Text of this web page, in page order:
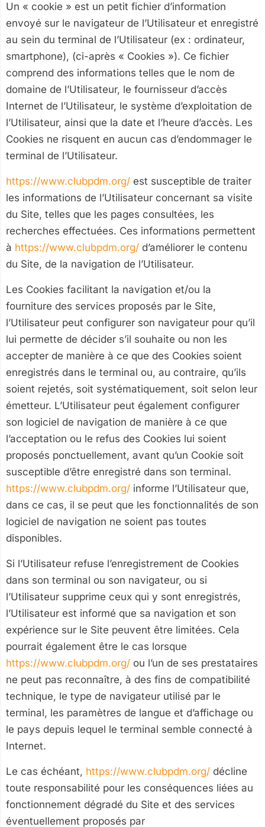
Un « cookie » est un petit fichier d’information
envoyé sur le navigateur de l’Utilisateur et enregistré
au sein du terminal de l’Utilisateur (ex : ordinateur,
smartphone), (ci-après « Cookies »). Ce fichier
comprend des informations telles que le nom de
domaine de l’Utilisateur, le fournisseur d’accès
Internet de l’Utilisateur, le système d’exploitation de
l’Utilisateur, ainsi que la date et l’heure d’accès. Les
Cookies ne risquent en aucun cas d’endommager le
terminal de l’Utilisateur.
https://www.clubpdm.org/ est susceptible de traiter
les informations de l’Utilisateur concernant sa visite
du Site, telles que les pages consultées, les
recherches effectuées. Ces informations permettent
à https://www.clubpdm.org/ d’améliorer le contenu
du Site, de la navigation de l’Utilisateur.
Les Cookies facilitant la navigation et/ou la
fourniture des services proposés par le Site,
l’Utilisateur peut configurer son navigateur pour qu’il
lui permette de décider s’il souhaite ou non les
accepter de manière à ce que des Cookies soient
enregistrés dans le terminal ou, au contraire, qu’ils
soient rejetés, soit systématiquement, soit selon leur
émetteur. L’Utilisateur peut également configurer
son logiciel de navigation de manière à ce que
l’acceptation ou le refus des Cookies lui soient
proposés ponctuellement, avant qu’un Cookie soit
susceptible d’être enregistré dans son terminal.
https://www.clubpdm.org/ informe l’Utilisateur que,
dans ce cas, il se peut que les fonctionnalités de son
logiciel de navigation ne soient pas toutes
disponibles.
Si l’Utilisateur refuse l’enregistrement de Cookies
dans son terminal ou son navigateur, ou si
l’Utilisateur supprime ceux qui y sont enregistrés,
l’Utilisateur est informé que sa navigation et son
expérience sur le Site peuvent être limitées. Cela
pourrait également être le cas lorsque
https://www.clubpdm.org/ ou l’un de ses prestataires
ne peut pas reconnaître, à des fins de compatibilité
technique, le type de navigateur utilisé par le
terminal, les paramètres de langue et d’affichage ou
le pays depuis lequel le terminal semble connecté à
Internet.
Le cas échéant, https://www.clubpdm.org/ décline
toute responsabilité pour les conséquences liées au
fonctionnement dégradé du Site et des services
éventuellement proposés par